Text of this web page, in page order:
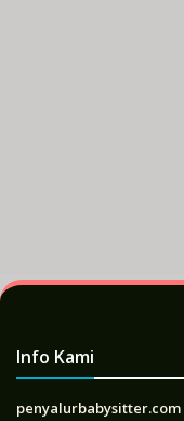
Info Kami
penyalurbabysitter.com